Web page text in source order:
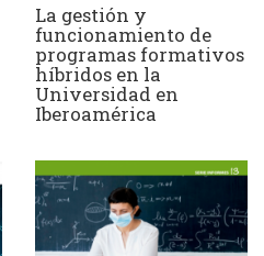
La gestión y
funcionamiento de
programas formativos
híbridos en la
Universidad en
Iberoamérica